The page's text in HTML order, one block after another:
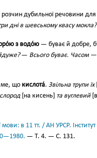
дубильної речовини
дні в шевському квасу
з водо́ю — буває й добре,
— Всього буває. Часом
що кислота́. Звільна трупи їх
[на кисень] та вуглевий
мови: в 11 тт. / АН УРСР.
— Т. 4. — С. 131.